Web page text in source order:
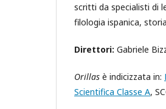
scritti da specialisti di
filologia ispanica,
Direttori: Gabriele
Orillas è indicizzata in:
Scientifica Classe A,